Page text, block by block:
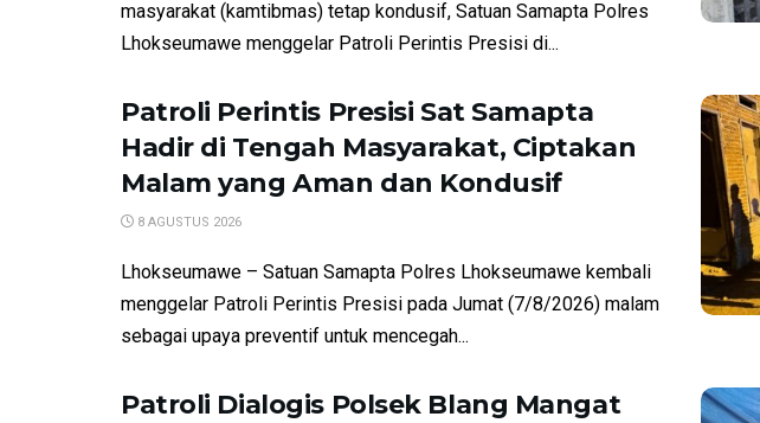
masyarakat (kamtibmas) tetap kondusif, Satuan Samapta Polres
Lhokseumawe menggelar Patroli Perintis Presisi di...
Patroli Perintis Presisi Sat Samapta
Hadir di Tengah Masyarakat, Ciptakan
Malam yang Aman dan Kondusif
8 AGUSTUS 2026
Lhokseumawe – Satuan Samapta Polres Lhokseumawe kembali
menggelar Patroli Perintis Presisi pada Jumat (7/8/2026) malam
sebagai upaya preventif untuk mencegah...
Patroli Dialogis Polsek Blang Mangat